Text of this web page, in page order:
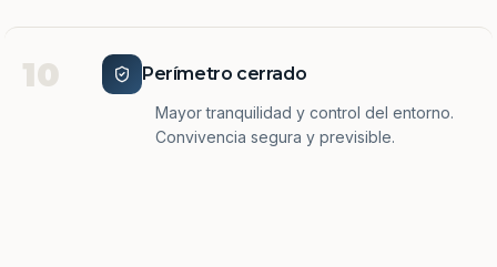
10 Perímetro cerrado
Mayor tranquilidad y control del entorno.
Convivencia segura y previsible.